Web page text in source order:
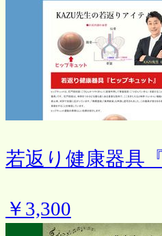
若返り健康器具
￥3,300